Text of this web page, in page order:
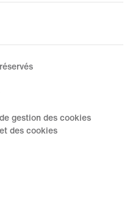
gestion des cookies
des cookies